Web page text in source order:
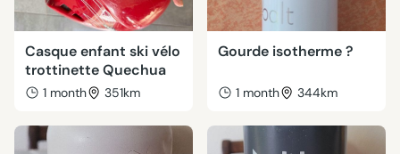
Casque enfant ski vélo
trottinette Quechua
1 month 351km
Gourde isotherme ?
1 month 344km